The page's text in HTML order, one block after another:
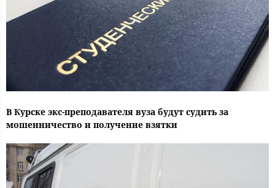
В Курске экс-преподавателя вуза будут судить за
мошенничество и получение взятки